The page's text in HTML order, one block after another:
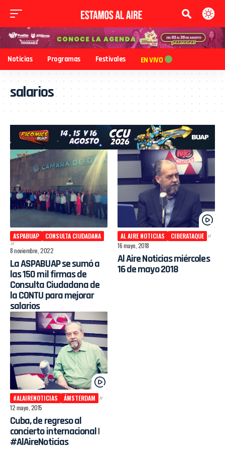
Noticias Programas Festivales EN VIVO
salarios
ASPABUAP
CONSULTA CIUDADANA
8 noviembre, 2022
La ASPABUAP se sumó a
las 150 mil firmas de
Consulta Ciudadana de
la CONTU para mejorar
salarios
AL AIRE NOTICIAS
CIBERATAQUE
16 mayo, 2018
Al Aire Noticias miércoles
16 de mayo 2018
#ALAIRENOTICIAS
ÁMSTERDAM
12 mayo, 2015
Cuba, de regreso al
concierto internacional |
#AlAireNoticias